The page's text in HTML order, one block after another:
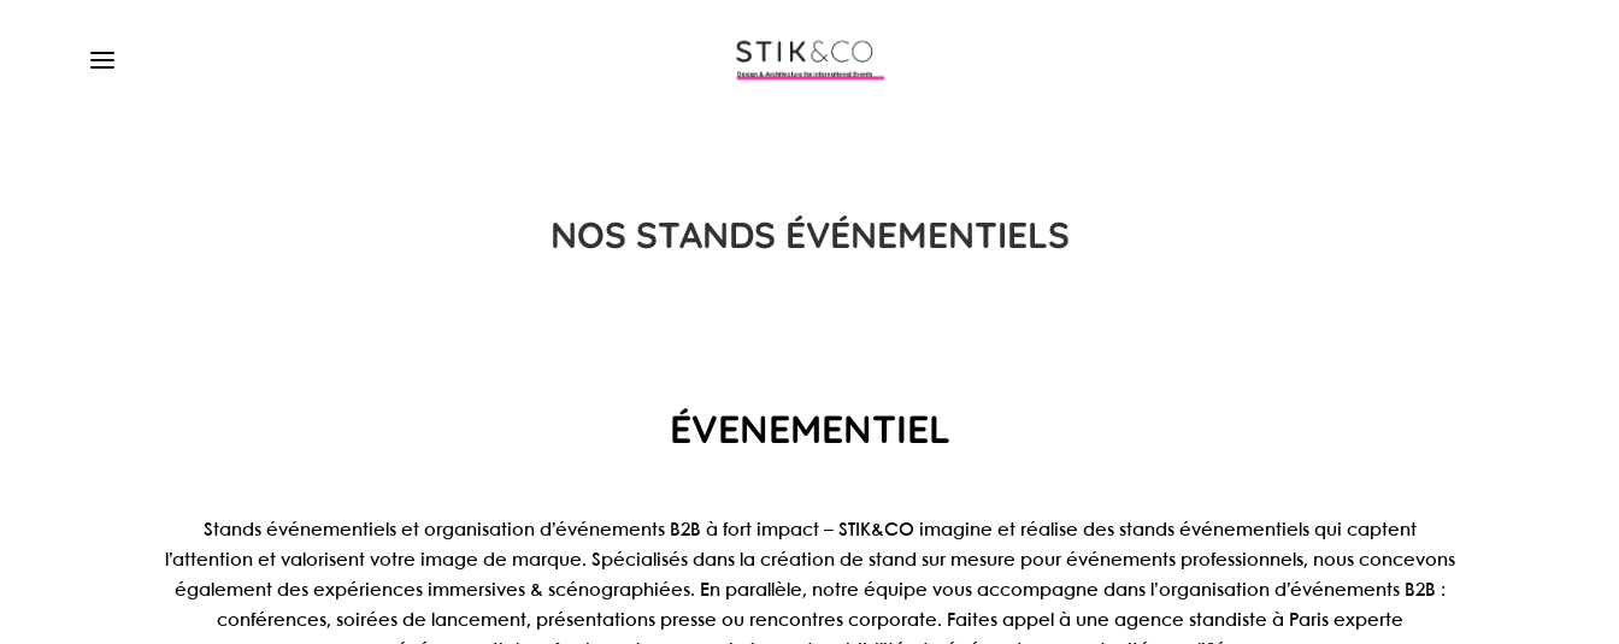
NOS STANDS ÉVÉNEMENTIELS
ÉVENEMENTIEL
Stands événementiels et organisation d’événements B2B à fort impact– STIK&CO imagine et réalise des stands événementielsqui captent
l’attention et valorisent votre image de marque. Spécialisés dans la création de stand sur mesure pour événements professionnels, nous concevons
également des expériences immersives & scénographiées. En parallèle, notre équipe vous accompagne dans l’organisation d’événements B2B :
conférences, soirées de lancement, présentations presse ou rencontres corporate. Faites appel à une agence standiste à Paris experte